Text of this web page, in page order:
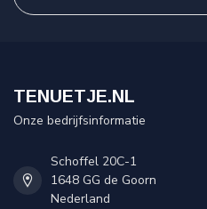
TENUETJE.NL
Onze bedrijfsinformatie
Schoffel 20C-1
1648 GG de Goorn
Nederland